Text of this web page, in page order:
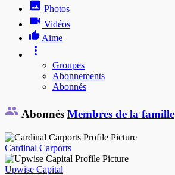
Photos
Vidéos
Aime
Groupes
Abonnements
Abonnés
Abonnés Membres de la famille
Cardinal Carports
Upwise Capital